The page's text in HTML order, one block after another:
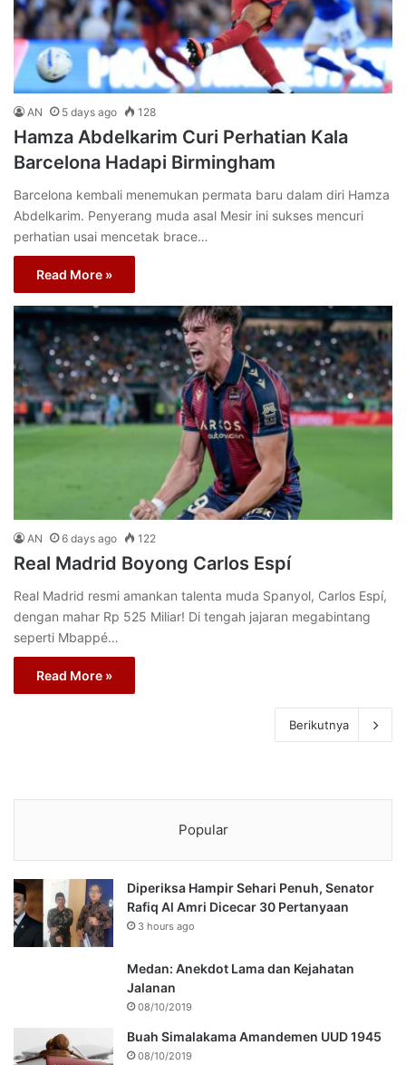
AN 5 days ago 128
Hamza Abdelkarim Curi Perhatian Kala
Barcelona Hadapi Birmingham
Barcelona kembali menemukan permata baru dalam diri Hamza
Abdelkarim. Penyerang muda asal Mesir ini sukses mencuri
perhatian usai mencetak brace…
Read More »
AN 6 days ago 122
Real Madrid Boyong Carlos Espí
Real Madrid resmi amankan talenta muda Spanyol, Carlos Espí,
dengan mahar Rp 525 Miliar! Di tengah jajaran megabintang
seperti Mbappé…
Read More »
Berikutnya
Popular
Diperiksa Hampir Sehari Penuh, Senator
Rafiq Al Amri Dicecar 30 Pertanyaan
3 hours ago
Medan: Anekdot Lama dan Kejahatan
Jalanan
08/10/2019
Buah Simalakama Amandemen UUD 1945
08/10/2019